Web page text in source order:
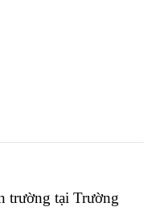
trường tại Trường